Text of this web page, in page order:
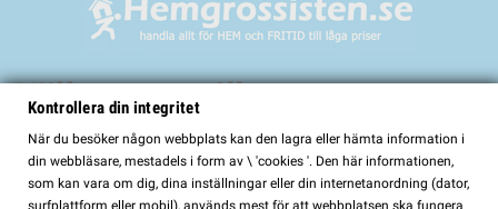
Välkommen till
HemGrossisten.se
HemGrossisten.se har sedan 2017 erbjudit kvalitetsprodukter för hem och
trädgård till kunder över hela Sverige. Hos oss hittar du ett noggrant utvalt
Kontrollera din integritet
När du besöker någon webbplats kan den lagra eller hämta information i
din webbläsare, mestadels i form av \ 'cookies '. Den här informationen,
som kan vara om dig, dina inställningar eller din internetanordning (dator,
surfplattform eller mobil), används mest för att webbplatsen ska fungera